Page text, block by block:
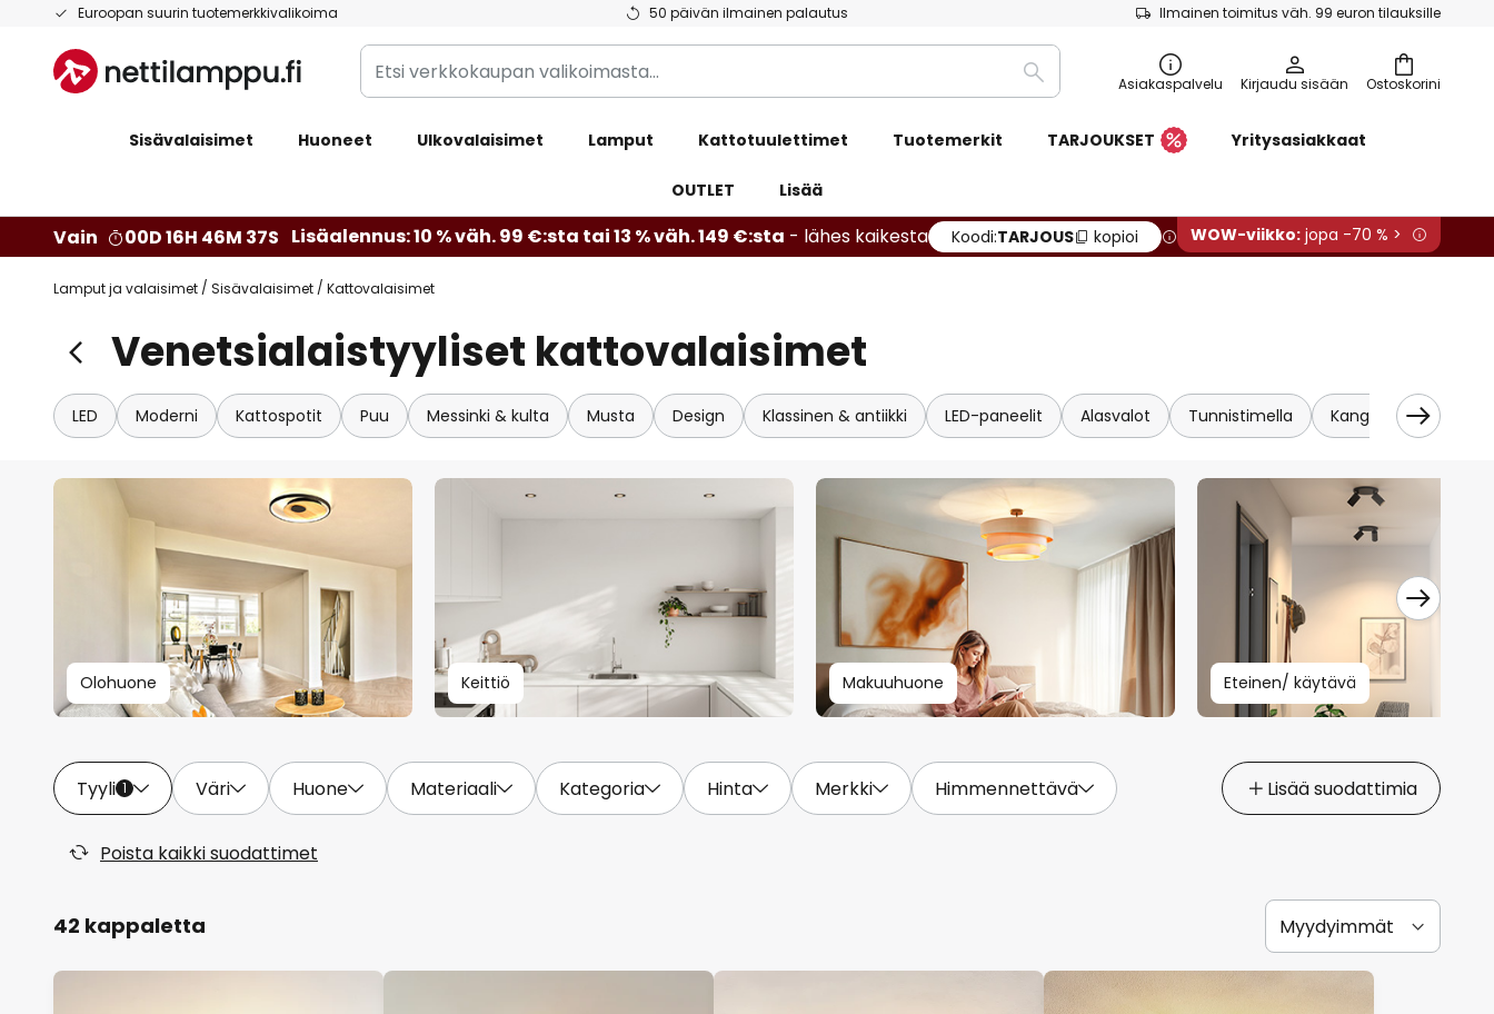
Euroopan suurin tuotemerkkivalikoima 50 päivän ilmainen palautus Ilmainen toimitus väh. 99 euron tilauksille
Skip
Content
Ostoskorini
Etsi
verkkokaupan
Etsi Asiakaspalvelu Kirjaudu sisään
Sisävalaisimet Huoneet Ulkovalaisimet Lamput Kattotuulettimet Tuotemerkit TARJOUKSET Yritysasiakkaat
OUTLET Lisää
Vain 00D 16H 46M 35S Lisäalennus: 10 % väh. 99 €:sta tai 13 % väh. 149 €:sta - lähes kaikesta Koodi:TARJOUS kopioi WOW-viikko: jopa -70 % >
Lamput ja valaisimet Sisävalaisimet Kattovalaisimet
Venetsialaistyyliset kattovalaisimet
LED Moderni Kattospotit Puu Messinki & kulta Musta Design Klassinen & antiikki LED-paneelit Alasvalot Tunnistimella Kangas
Olohuone Keittiö Makuuhuone Eteinen/ käytävä
Tyyli 1 Väri Huone Materiaali Kategoria Hinta Merkki Himmennettävä Lisää suodattimia
Poista kaikki suodattimet
42 kappaletta